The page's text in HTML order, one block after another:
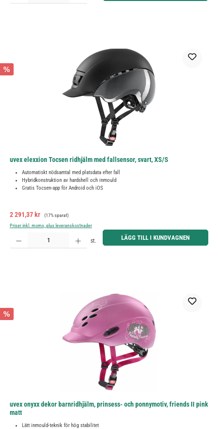
%
uvex elexxion Tocsen ridhjälm med fallsensor, svart, XS/S
Automatiskt nödsamtal med platsdata efter fall
Hybridkonstruktion av hardshell och inmould
Gratis Tocsen-app för Android och iOS
Försäljningspris:
2 291,37 kr Ordinarie pris:
(17% sparat)
Priser inkl. moms, plus leveranskostnader
Produktkvantitet: Ange önskat belopp eller använd knapparna för att öka eller minska kvantiteten.
st. LÄGG TILL I KUNDVAGNEN
%
uvex onyxx dekor barnridhjälm, prinsess- och ponnymotiv, friends II pink
matt
Lätt inmould-teknik för hög stabilitet